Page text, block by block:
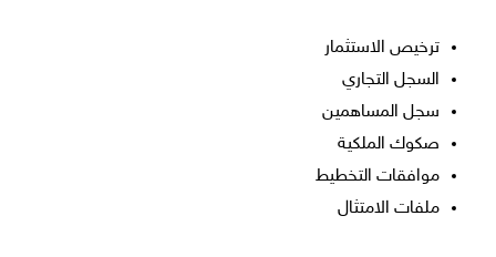
ترخيص الاستثمار
السجل التجاري
سجل المساهمين
صكوك الملكية
موافقات التخطيط
ملفات الامتثال